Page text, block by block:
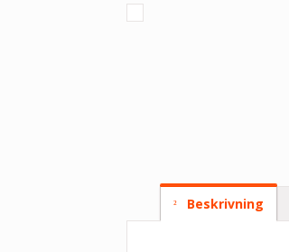
Beskrivning